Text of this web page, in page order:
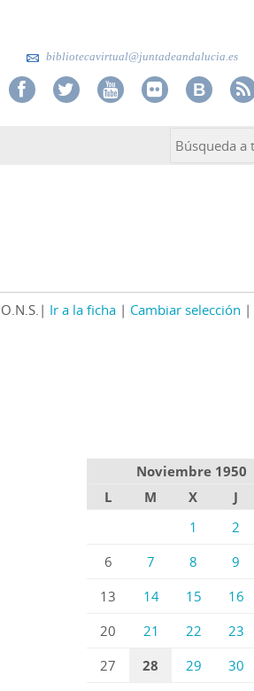
bibliotecavirtual@juntadeandalucia.es
Ir a la ficha Cambiar selección
Noviembre 1950
L
M X J
1
2
6
7 8 9
13
14 15 16
20
21 22 23
27
28 29 30